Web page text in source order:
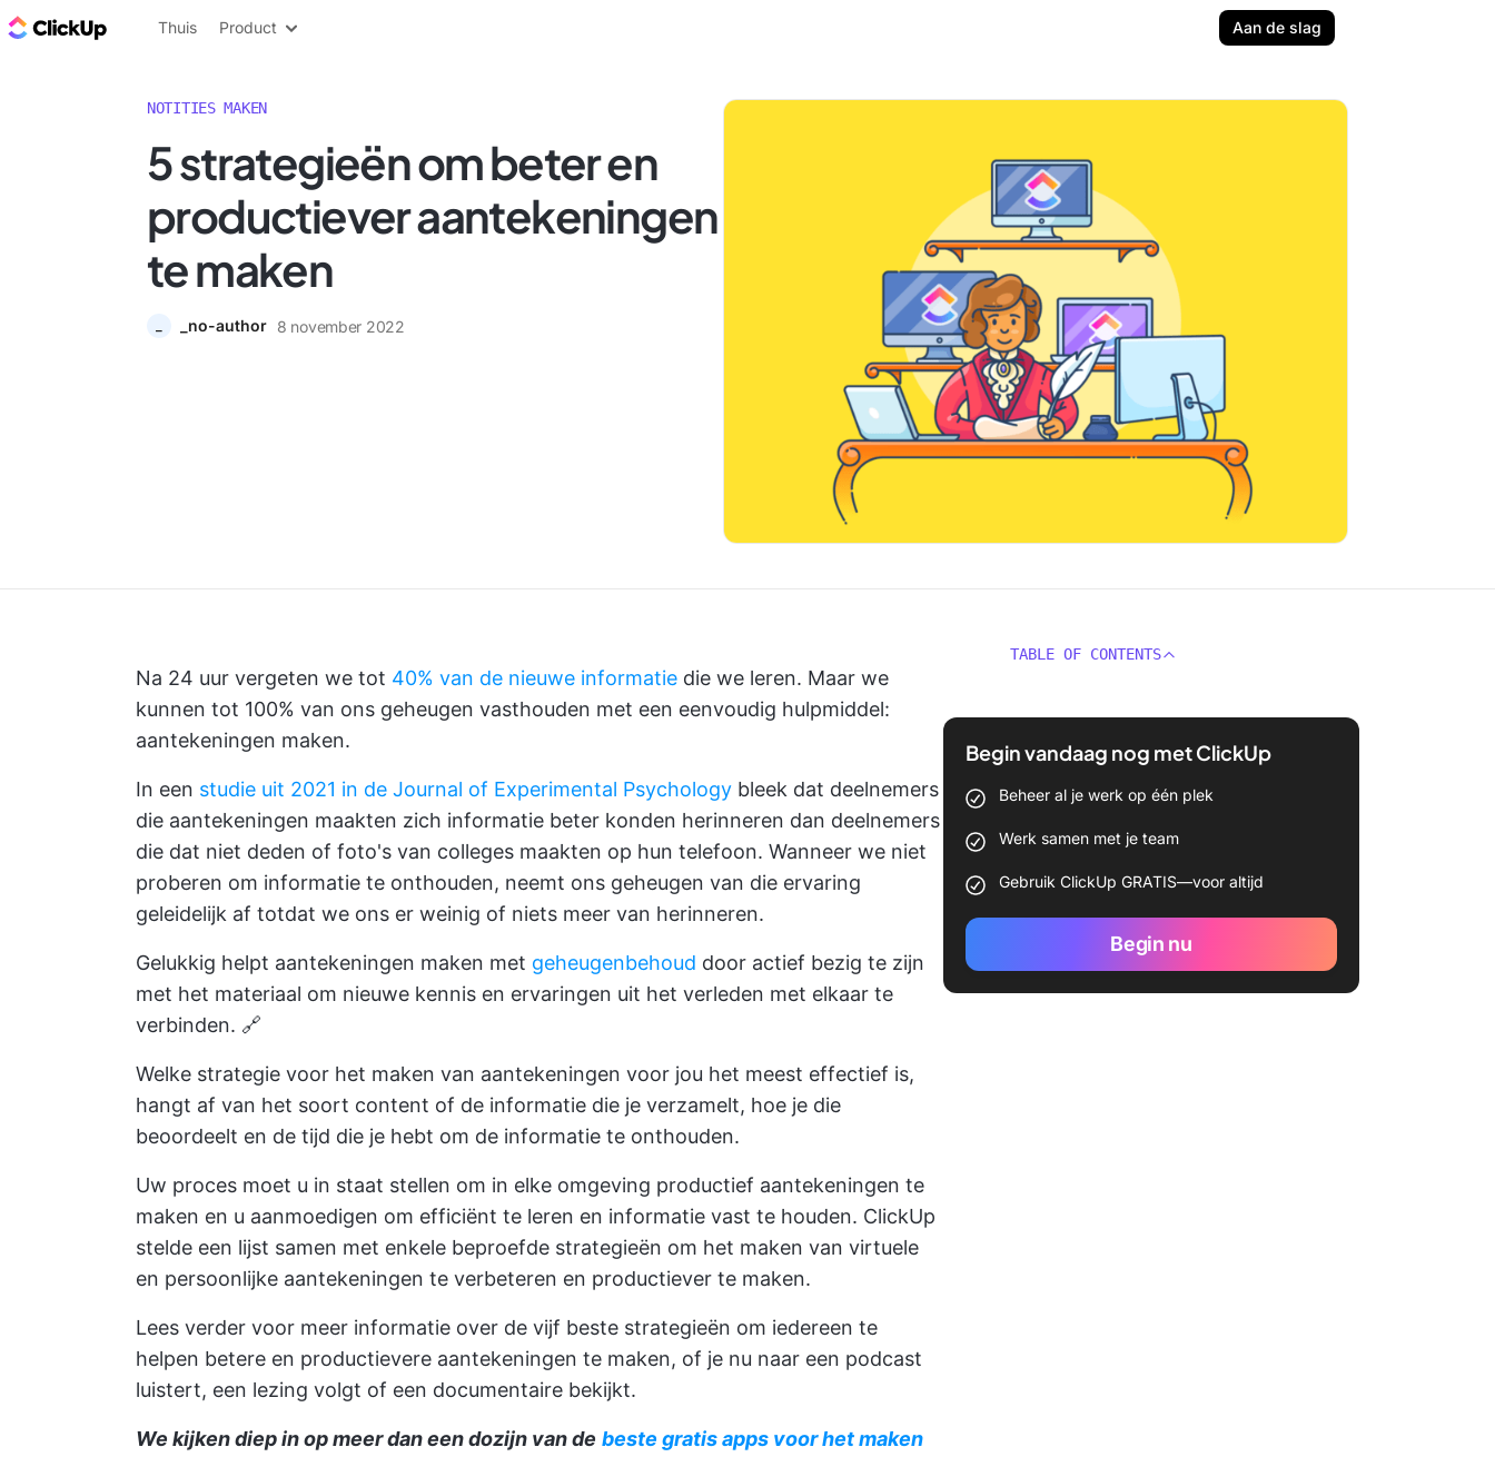
ClickUp Blog
Thuis Product Aan de slag
NOTITIES MAKEN
5 strategieën om beter en
productiever aantekeningen
te maken
_no-author 8 november 2022
Na 24 uur vergeten we tot 40% van de nieuwe informatie die we leren. Maar we
kunnen tot 100% van ons geheugen vasthouden met een eenvoudig hulpmiddel:
aantekeningen maken.
In een studie uit 2021 in de Journal of Experimental Psychology bleek dat deelnemers
die aantekeningen maakten zich informatie beter konden herinneren dan deelnemers
die dat niet deden of foto's van colleges maakten op hun telefoon. Wanneer we niet
proberen om informatie te onthouden, neemt ons geheugen van die ervaring
geleidelijk af totdat we ons er weinig of niets meer van herinneren.
Gelukkig helpt aantekeningen maken met geheugenbehoud door actief bezig te zijn
met het materiaal om nieuwe kennis en ervaringen uit het verleden met elkaar te
verbinden. 🔗
Welke strategie voor het maken van aantekeningen voor jou het meest effectief is,
hangt af van het soort content of de informatie die je verzamelt, hoe je die
beoordeelt en de tijd die je hebt om de informatie te onthouden.
Uw proces moet u in staat stellen om in elke omgeving productief aantekeningen te
maken en u aanmoedigen om efficiënt te leren en informatie vast te houden. ClickUp
stelde een lijst samen met enkele beproefde strategieën om het maken van virtuele
en persoonlijke aantekeningen te verbeteren en productiever te maken.
Lees verder voor meer informatie over de vijf beste strategieën om iedereen te
helpen betere en productievere aantekeningen te maken, of je nu naar een podcast
luistert, een lezing volgt of een documentaire bekijkt.
We kijken diep in op meer dan een dozijn van de beste gratis apps voor het maken
TABLE OF CONTENTS
Begin vandaag nog met ClickUp
Beheer al je werk op één plek
Werk samen met je team
Gebruik ClickUp GRATIS—voor altijd
Begin nu